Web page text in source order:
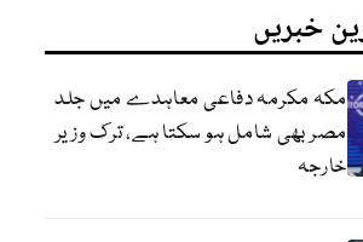
خبریں
مکہ مکرمہ دفاعی معاہدے میں جلد
مصر بھی شامل ہو سکتا ہے، ترک وزیر
خارجہ